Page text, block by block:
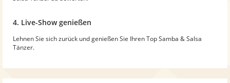
4. Live-Show genießen
Lehnen Sie sich zurück und genießen Sie Ihren Top Samba & Salsa
Tänzer.